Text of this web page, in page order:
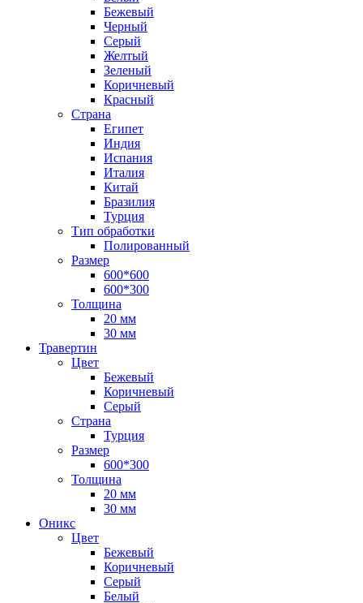
Бежевый
Черный
Серый
Желтый
Зеленый
Коричневый
Красный
Страна
Египет
Индия
Испания
Италия
Китай
Бразилия
Турция
Тип обработки
Полированный
Размер
600*600
600*300
Толщина
20 мм
30 мм
Травертин
Цвет
Бежевый
Коричневый
Серый
Страна
Турция
Размер
600*300
Толщина
20 мм
30 мм
Оникс
Цвет
Бежевый
Коричневый
Серый
Белый